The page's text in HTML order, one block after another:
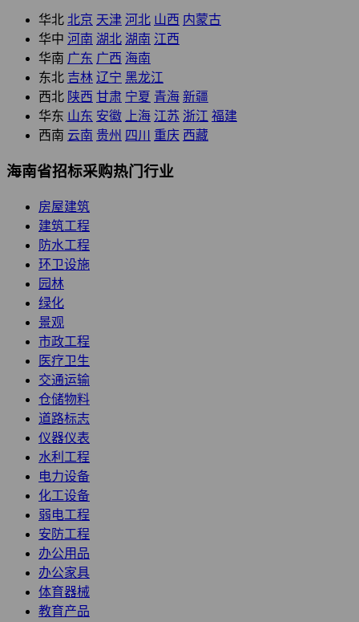
华北 北京 天津 河北 山西 内蒙古
华中 河南 湖北 湖南 江西
华南 广东 广西 海南
东北 吉林 辽宁 黑龙江
西北 陕西 甘肃 宁夏 青海 新疆
华东 山东 安徽 上海 江苏 浙江 福建
西南 云南 贵州 四川 重庆 西藏
海南省招标采购热门行业
房屋建筑
建筑工程
防水工程
环卫设施
园林
绿化
景观
市政工程
医疗卫生
交通运输
仓储物料
道路标志
仪器仪表
水利工程
电力设备
化工设备
弱电工程
安防工程
办公用品
办公家具
体育器械
教育产品